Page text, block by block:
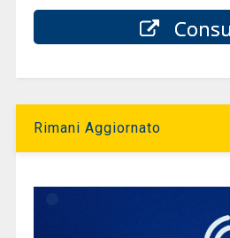
Rimani Aggiornato